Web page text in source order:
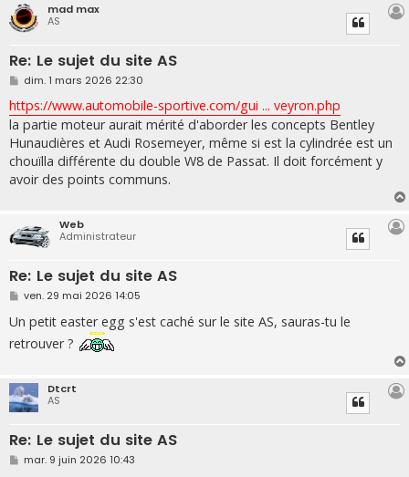
mad max
AS
Re: Le sujet du site AS
M
s
s
a
g
e
dim. 1 mars 2026 22:30
https://www.automobile-sportive.com/gui ... veyron.php
la partie moteur aurait mérité d'aborder les concepts Bentley
Hunaudières et Audi Rosemeyer, même si est la cylindrée est un
chouïlla différente du double W8 de Passat. Il doit forcément y
avoir des points communs.
Web
Administrateur
Re: Le sujet du site AS
M
s
s
a
ven. 29 mai 2026 14:05
Un petit easter egg s'est caché sur le site AS, sauras-tu le
retrouver ?
Dtcrt
AS
Re: Le sujet du site AS
M
mar. 9 juin 2026 10:43